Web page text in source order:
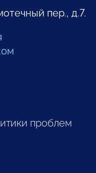
пер., д.7.
проблем